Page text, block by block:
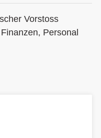
Vorstoss
Personal